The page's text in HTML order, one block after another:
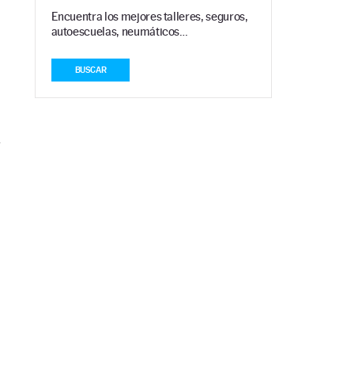
Encuentra los mejores talleres, seguros,
autoescuelas, neumáticos…
BUSCAR